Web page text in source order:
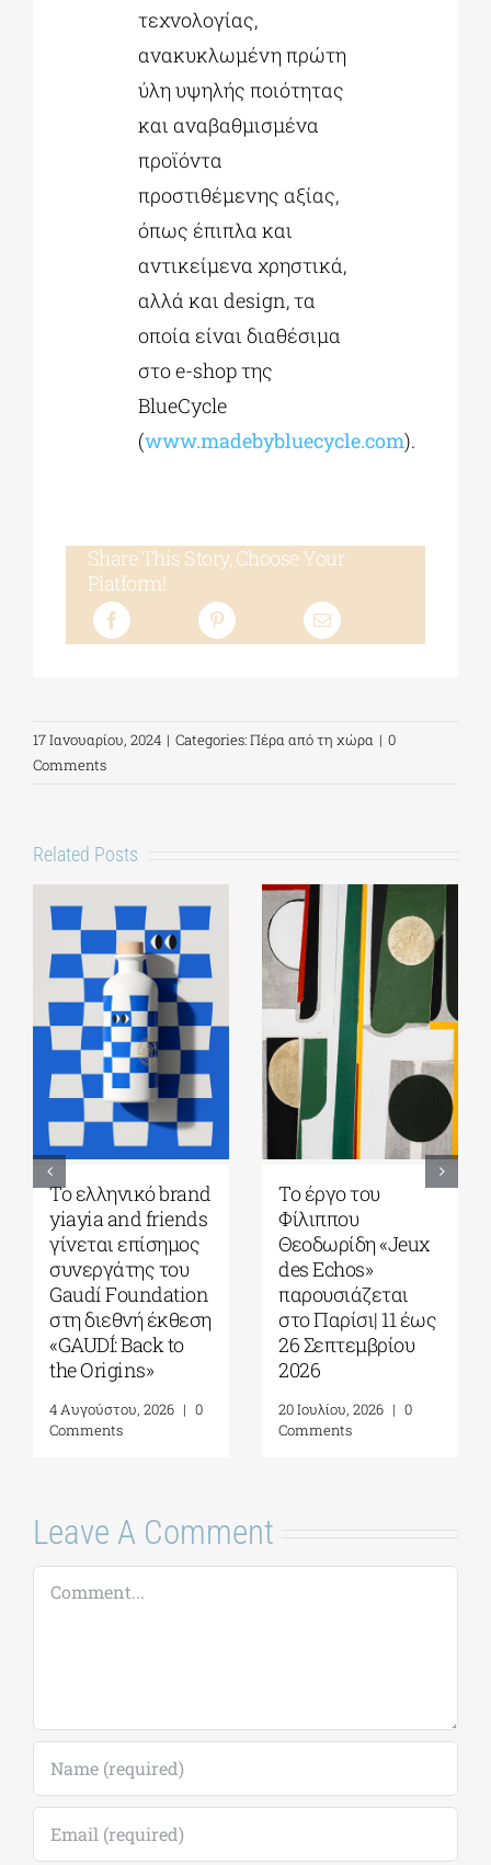
τεχνολογίας,
ανακυκλωμένη πρώτη
ύλη υψηλής ποιότητας
και αναβαθμισμένα
προϊόντα
προστιθέμενης αξίας,
όπως έπιπλα και
αντικείμενα χρηστικά,
αλλά και design, τα
οποία είναι διαθέσιμα
στο e-shop της
BlueCycle
(www.madebybluecycle.com).
Share This Story, Choose Your
Platform!
17 Ιανουαρίου, 2024 | Categories:Πέρα από τη χώρα | 0
Comments
Related Posts
Ελληνική
Κοινότητα
Μελβούρνης|
Σεμινάριο με τον
Dr. Robert Nelson|
“What Made
Greeks so
anxious?”| 13
7 Αυγούστου, 2026
Η «Πρώτη αγάπη»
του Ιωάννη
Κονδυλάκη στους
Foyles!
6 Αυγούστου, 2026
Comments
Leave A Comment
Comment